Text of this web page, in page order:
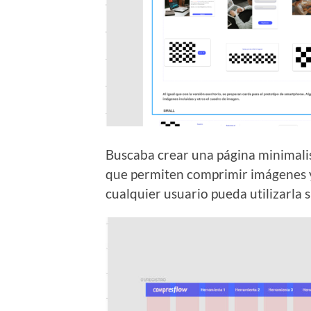
Buscaba crear una página
que permiten comprimir imágenes
cualquier usuario pueda utilizarla